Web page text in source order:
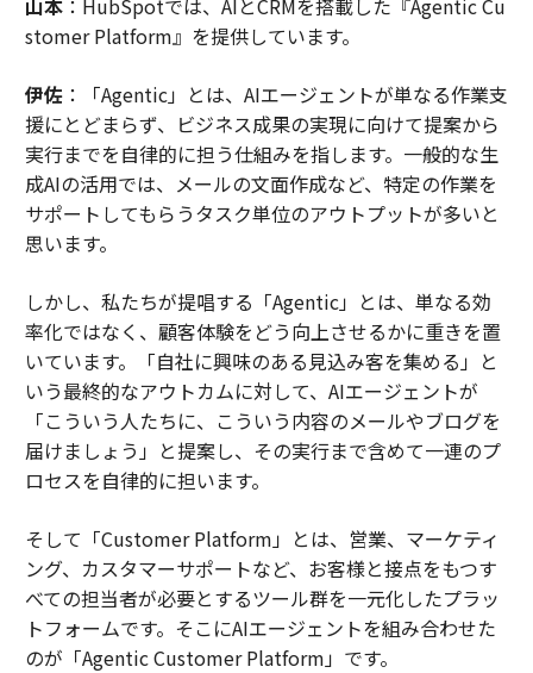
stomer Platform』を提供しています。
伊佐：「Agentic」とは、AIエージェントが単なる作業支
援にとどまらず、ビジネス成果の実現に向けて提案から
実行までを自律的に担う仕組みを指します。一般的な生
成AIの活用では、メールの文面作成など、特定の作業を
サポートしてもらうタスク単位のアウトプットが多いと
思います。
しかし、私たちが提唱する「Agentic」とは、単なる効
率化ではなく、顧客体験をどう向上させるかに重きを置
いています。「自社に興味のある見込み客を集める」と
いう最終的なアウトカムに対して、AIエージェントが
「こういう人たちに、こういう内容のメールやブログを
届けましょう」と提案し、その実行まで含めて一連のプ
ロセスを自律的に担います。
そして「Customer Platform」とは、営業、マーケティ
ング、カスタマーサポートなど、お客様と接点をもつす
べての担当者が必要とするツール群を一元化したプラッ
トフォームです。そこにAIエージェントを組み合わせた
のが「Agentic Customer Platform」です。